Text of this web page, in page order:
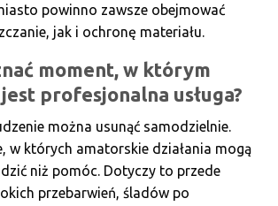
powinno zawsze obejmować
jak i ochronę materiału.
moment, w którym
profesjonalna usługa?
można usunąć samodzielnie.
w których amatorskie działania mogą
niż pomóc. Dotyczy to przede
przebarwień, śladów po